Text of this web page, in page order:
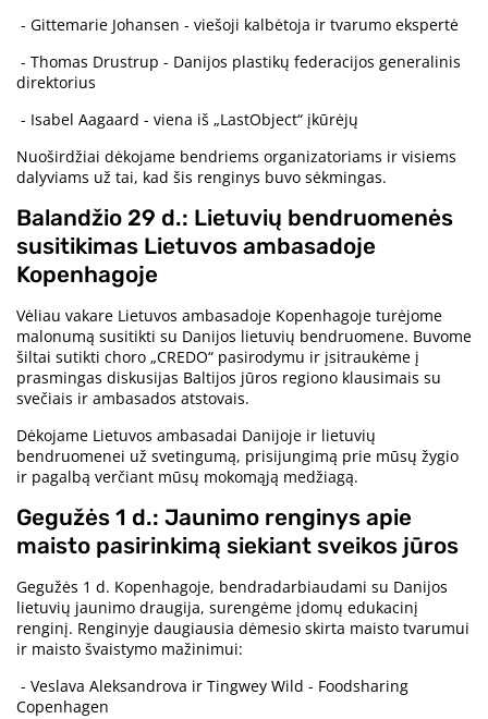
- Gittemarie Johansen - viešoji kalbėtoja ir tvarumo ekspertė
- Thomas Drustrup - Danijos plastikų federacijos generalinis
direktorius
- Isabel Aagaard - viena iš „LastObject“ įkūrėjų
Nuoširdžiai dėkojame bendriems organizatoriams ir visiems
dalyviams už tai, kad šis renginys buvo sėkmingas.
Balandžio 29 d.: Lietuvių bendruomenės
susitikimas Lietuvos ambasadoje
Kopenhagoje
Vėliau vakare Lietuvos ambasadoje Kopenhagoje turėjome
malonumą susitikti su Danijos lietuvių bendruomene. Buvome
šiltai sutikti choro „CREDO“ pasirodymu ir įsitraukėme į
prasmingas diskusijas Baltijos jūros regiono klausimais su
svečiais ir ambasados atstovais.
Dėkojame Lietuvos ambasadai Danijoje ir lietuvių
bendruomenei už svetingumą, prisijungimą prie mūsų žygio
ir pagalbą verčiant mūsų mokomąją medžiagą.
Gegužės 1 d.: Jaunimo renginys apie
maisto pasirinkimą siekiant sveikos jūros
Gegužės 1 d. Kopenhagoje, bendradarbiaudami su Danijos
lietuvių jaunimo draugija, surengėme įdomų edukacinį
renginį. Renginyje daugiausia dėmesio skirta maisto tvarumui
ir maisto švaistymo mažinimui:
- Veslava Aleksandrova ir Tingwey Wild - Foodsharing
Copenhagen